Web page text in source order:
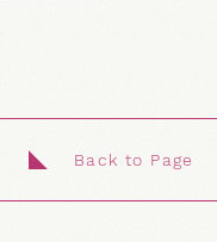
Back to Page